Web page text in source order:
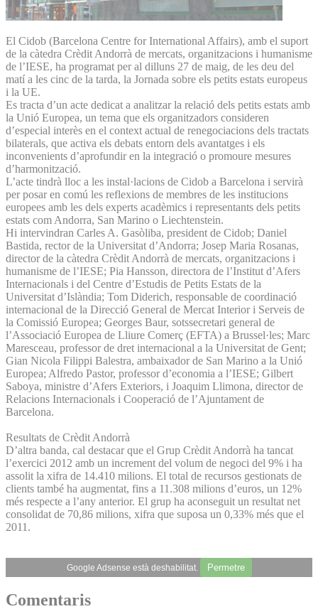
El Cidob (Barcelona Centre for International Affairs), amb el suport
de la càtedra Crèdit Andorrà de mercats, organitzacions i humanisme
de l’IESE, ha programat per al dilluns 27 de maig, de les deu del
matí a les cinc de la tarda, la Jornada sobre els petits estats europeus
i la UE.
Es tracta d’un acte dedicat a analitzar la relació dels petits estats amb
la Unió Europea, un tema que els organitzadors consideren
d’especial interès en el context actual de renegociacions dels tractats
bilaterals, que activa els debats entorn dels avantatges i els
inconvenients d’aprofundir en la integració o promoure mesures
d’harmonització.
L’acte tindrà lloc a les instal·lacions de Cidob a Barcelona i servirà
per posar en comú les reflexions de membres de les institucions
europees amb les dels experts acadèmics i representants dels petits
estats com Andorra, San Marino o Liechtenstein.
Hi intervindran Carles A. Gasòliba, president de Cidob; Daniel
Bastida, rector de la Universitat d’Andorra; Josep Maria Rosanas,
director de la càtedra Crèdit Andorrà de mercats, organitzacions i
humanisme de l’IESE; Pia Hansson, directora de l’Institut d’Afers
Internacionals i del Centre d’Estudis de Petits Estats de la
Universitat d’Islàndia; Tom Diderich, responsable de coordinació
internacional de la Direcció General de Mercat Interior i Serveis de
la Comissió Europea; Georges Baur, sotssecretari general de
l’Associació Europea de Lliure Comerç (EFTA) a Brussel·les; Marc
Maresceau, professor de dret internacional a la Universitat de Gent;
Gian Nicola Filippi Balestra, ambaixador de San Marino a la Unió
Europea; Alfredo Pastor, professor d’economia a l’IESE; Gilbert
Saboya, ministre d’Afers Exteriors, i Joaquim Llimona, director de
Relacions Internacionals i Cooperació de l’Ajuntament de
Barcelona.
Resultats de Crèdit Andorrà
D’altra banda, cal destacar que el Grup Crèdit Andorrà ha tancat
l’exercici 2012 amb un increment del volum de negoci del 9% i ha
assolit la xifra de 14.410 milions. El total de recursos gestionats de
clients també ha augmentat, fins a 11.308 milions d’euros, un 12%
més respecte a l’any anterior. El grup ha aconseguit un resultat net
consolidat de 70,86 milions, xifra que suposa un 0,33% més que el
2011.
Google Adsense està deshabilitat. Permetre
Comentaris